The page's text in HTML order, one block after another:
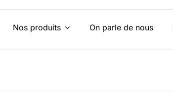
Nos produits On parle de nous